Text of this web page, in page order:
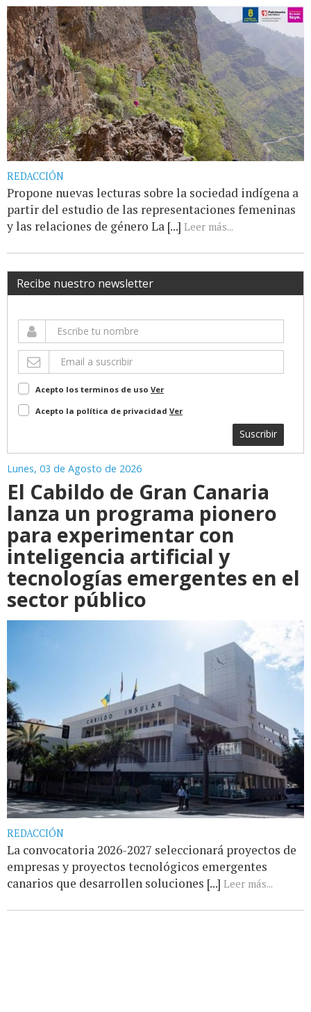
REDACCIÓN
Propone nuevas lecturas sobre la sociedad indígena a
partir del estudio de las representaciones femeninas
y las relaciones de género La [...] Leer más...
Recibe nuestro newsletter
Acepto los terminos de uso Ver
Acepto la política de privacidad Ver
Suscribir
Lunes, 03 de Agosto de 2026
El Cabildo de Gran Canaria
lanza un programa pionero
para experimentar con
inteligencia artificial y
tecnologías emergentes en el
sector público
REDACCIÓN
La convocatoria 2026-2027 seleccionará proyectos de
empresas y proyectos tecnológicos emergentes
canarios que desarrollen soluciones [...] Leer más...